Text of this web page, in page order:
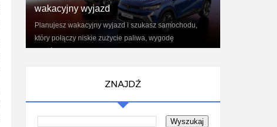
wakacyjny wyjazd
Planujesz wakacyjny wyjazd i szukasz samochodu,
który połączy niskie zużycie paliwa, wygodę
ZNAJDŹ